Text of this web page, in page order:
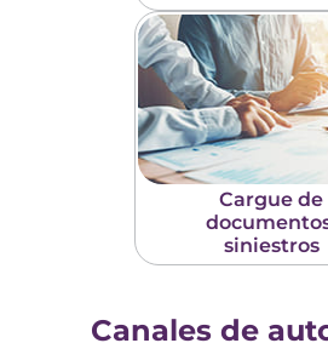
Cargue de
siniestros
Canales de